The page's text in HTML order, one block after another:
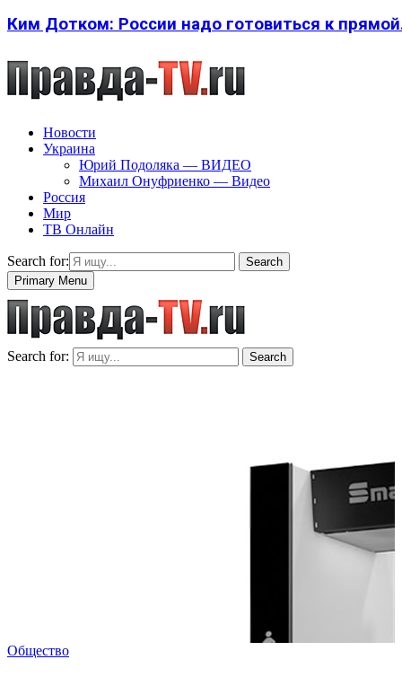
Ким Дотком: России надо готовиться к
Новости
Украина
Юрий Подоляка — ВИДЕО
Михаил Онуфриенко — Видео
Россия
Мир
ТВ Онлайн
Search for:
Search
Primary Menu
Search for: Search
Общество